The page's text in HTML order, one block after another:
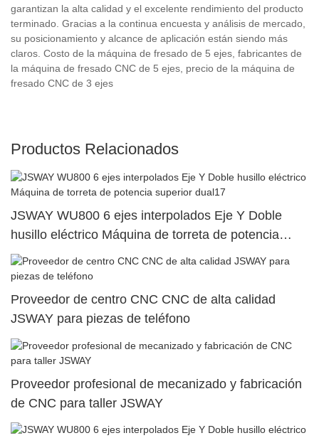
garantizan la alta calidad y el excelente rendimiento del producto
terminado. Gracias a la continua encuesta y análisis de mercado,
su posicionamiento y alcance de aplicación están siendo más
claros. Costo de la máquina de fresado de 5 ejes, fabricantes de
la máquina de fresado CNC de 5 ejes, precio de la máquina de
fresado CNC de 3 ejes
Productos Relacionados
JSWAY WU800 6 ejes interpolados Eje Y Doble
husillo eléctrico Máquina de torreta de potencia
superior dual17
Proveedor de centro CNC CNC de alta calidad
JSWAY para piezas de teléfono
Proveedor profesional de mecanizado y fabricación
de CNC para taller JSWAY